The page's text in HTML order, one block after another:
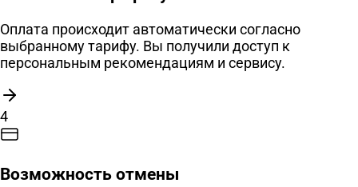
Оплата происходит автоматически согласно
выбранному тарифу. Вы получили доступ к
персональным рекомендациям и сервису.
4
Возможность отмены